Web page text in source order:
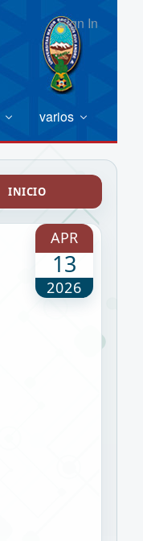
Sign In
varios
INICIO
APR
13
2026